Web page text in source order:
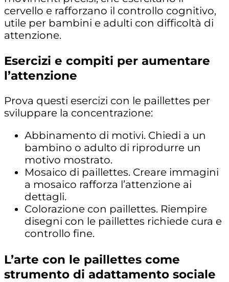
cervello e rafforzano il controllo cognitivo,
utile per bambini e adulti con difficoltà di
attenzione.
Esercizi e compiti per aumentare
l’attenzione
Prova questi esercizi con le paillettes per
sviluppare la concentrazione:
Abbinamento di motivi. Chiedi a un
bambino o adulto di riprodurre un
motivo mostrato.
Mosaico di paillettes. Creare immagini
a mosaico rafforza l’attenzione ai
dettagli.
Colorazione con paillettes. Riempire
disegni con le paillettes richiede cura e
controllo fine.
L’arte con le paillettes come
strumento di adattamento sociale